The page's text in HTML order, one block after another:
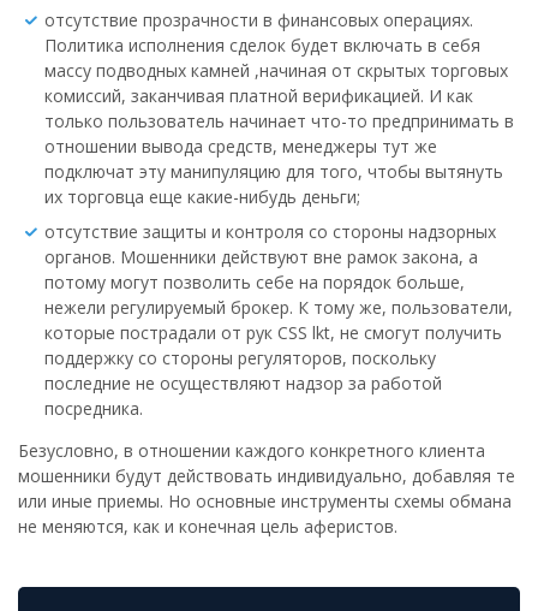
отсутствие прозрачности в финансовых операциях.
Политика исполнения сделок будет включать в себя
массу подводных камней ,начиная от скрытых торговых
комиссий, заканчивая платной верификацией. И как
только пользователь начинает что-то предпринимать в
отношении вывода средств, менеджеры тут же
подключат эту манипуляцию для того, чтобы вытянуть
их торговца еще какие-нибудь деньги;
отсутствие защиты и контроля со стороны надзорных
органов. Мошенники действуют вне рамок закона, а
потому могут позволить себе на порядок больше,
нежели регулируемый брокер. К тому же, пользователи,
которые пострадали от рук CSS lkt, не смогут получить
поддержку со стороны регуляторов, поскольку
последние не осуществляют надзор за работой
посредника.
Безусловно, в отношении каждого конкретного клиента
мошенники будут действовать индивидуально, добавляя те
или иные приемы. Но основные инструменты схемы обмана
не меняются, как и конечная цель аферистов.